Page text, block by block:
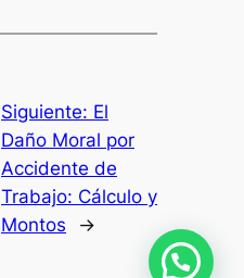
Siguiente: El
Daño Moral por
Accidente de
Trabajo: Cálculo y
Montos
→